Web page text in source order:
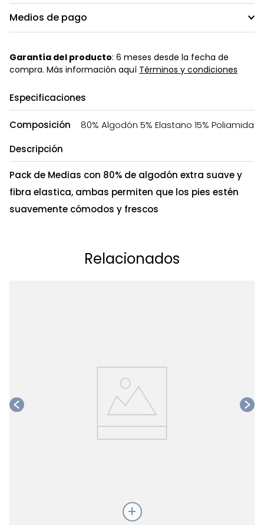
Medios de pago
Garantía del producto: 6 meses desde la fecha de
compra. Más información aquí Términos y condiciones
Especificaciones
Composición
80% Algodón 5% Elastano 15% Poliamida
Descripción
Pack de Medias con 80% de algodón extra suave y
fibra elastica, ambas permiten que los pies estén
suavemente cómodos y frescos
Relacionados